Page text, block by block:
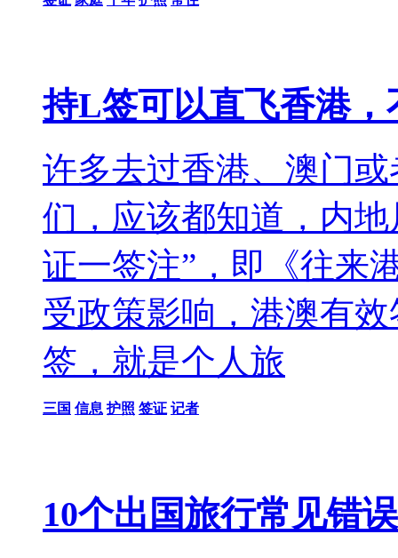
持L签可以直飞香港
许多去过香港、澳门
们，应该都知道，内
证一签注”，即《往来
受政策影响，港澳有
签，就是个人旅
三国 信息 护照 签证 记者
10个出国旅行常见错